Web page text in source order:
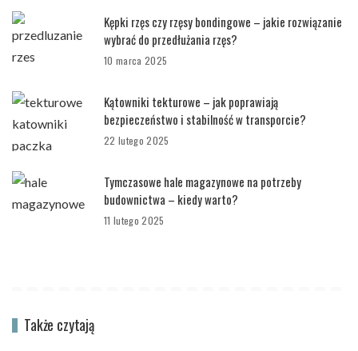
Kępki rzęs czy rzęsy bondingowe – jakie rozwiązanie
wybrać do przedłużania rzęs?
10 marca 2025
Kątowniki tekturowe – jak poprawiają
bezpieczeństwo i stabilność w transporcie?
22 lutego 2025
Tymczasowe hale magazynowe na potrzeby
budownictwa – kiedy warto?
11 lutego 2025
Także czytają